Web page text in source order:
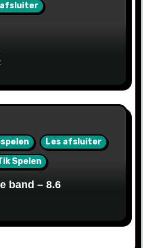
afsluiter
Les afsluiter
Spelen
band – 8.6